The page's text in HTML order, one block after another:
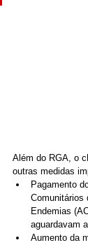
Além do RGA, o
outras medidas
Pagamento
Comunitários
Endemias
aguardavam
Aumento da